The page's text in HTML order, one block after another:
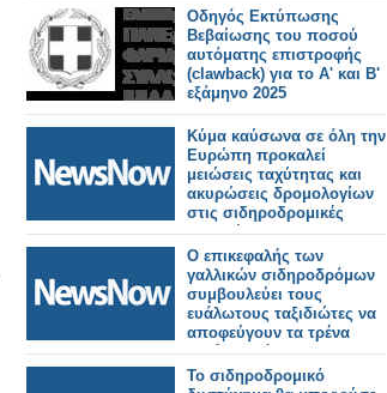
Οδηγός Εκτύπωσης
Βεβαίωσης του ποσού
αυτόματης επιστροφής
(clawback) για το Α' και Β'
εξάμηνο 2025
Κύμα καύσωνα σε όλη την
Ευρώπη προκαλεί
μειώσεις ταχύτητας και
ακυρώσεις δρομολογίων
στις σιδηροδρομικές
γραμμές.
Ο επικεφαλής των
γαλλικών σιδηροδρόμων
συμβουλεύει τους
ευάλωτους ταξιδιώτες να
αποφεύγουν τα τρένα
κατά τη διάρκεια του
καύσωνα.
Το σιδηροδρομικό